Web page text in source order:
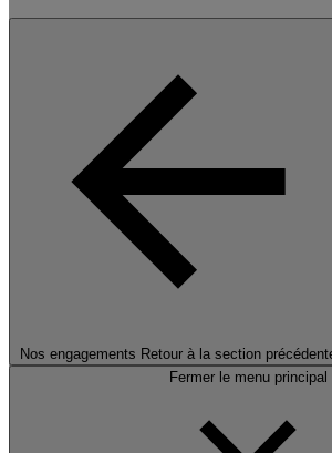
Nos engagements Retour à la section
Fermer le menu principal